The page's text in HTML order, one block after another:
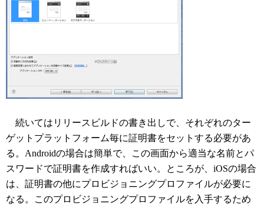
続いてはリリースビルドの書き出しで、それぞれのター
ゲットプラットフォーム毎に証明書をセットする必要があ
る。Androidの場合は簡単で、この画面から適当な名前とパ
スワードで証明書を作成すればいい。ところが、iOSの場合
は、証明書の他にプロビジョニングプロファイルが必要に
なる。このプロビジョニングプロファイルを入手するため